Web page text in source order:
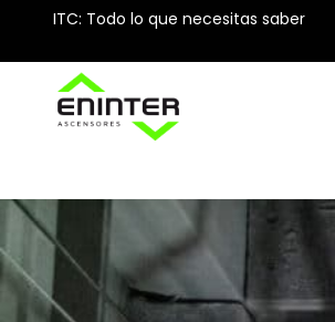
ITC: Todo lo que necesitas saber